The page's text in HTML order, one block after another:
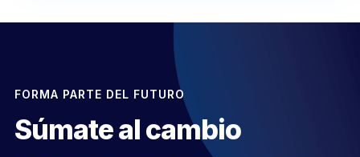
FORMA PARTE DEL FUTURO
Súmate al cambio